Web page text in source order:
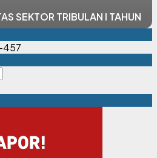
SEKTOR TRIBULAN I TAHUN